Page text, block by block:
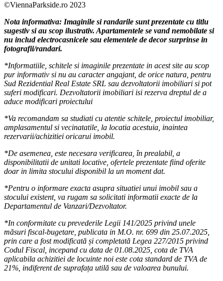
©ViennaParkside.ro 2023
Nota informativa: Imaginile si randarile sunt prezentate cu titlu
sugestiv si au scop ilustrativ. Apartamentele se vand nemobilate si
nu includ electrocasnicele sau elementele de decor surprinse in
fotografii/randari.
*Informatiile, schitele si imaginile prezentate in acest site au scop
pur informativ si nu au caracter angajant, de orice natura, pentru
Sud Rezidential Real Estate SRL sau dezvoltatorii imobiliari si pot
suferi modificari. Dezvoltatorii imobiliari isi rezerva dreptul de a
aduce modificari proiectului
*Va recomandam sa studiati cu atentie schitele, proiectul imobiliar,
amplasamentul si vecinatatile, la locatia acestuia, inaintea
rezervarii/achizitiei oricarui imobil.
*De asemenea, este necesara verificarea, în prealabil, a
disponibilitatii de unitati locative, ofertele prezentate fiind oferite
doar in limita stocului disponibil la un moment dat.
*Pentru o informare exacta asupra situatiei unui imobil sau a
stocului existent, va rugam sa solicitati informatii exacte de la
Departamentul de Vanzari/Dezvoltator.
*In conformitate cu prevederile Legii 141/2025 privind unele
măsuri fiscal-bugetare, publicata in M.O. nr. 699 din 25.07.2025,
prin care a fost modificată și completată Legea 227/2015 privind
Codul Fiscal, incepand cu data de 01.08.2025, cota de TVA
aplicabila achizitiei de locuinte noi este cota standard de TVA de
21%, indiferent de suprafața utilă sau de valoarea bunului.